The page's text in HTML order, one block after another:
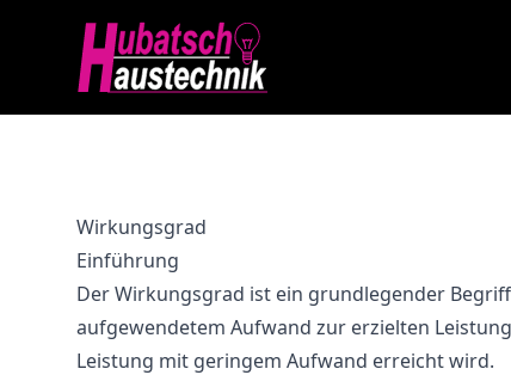
Wirkungsgrad
Einführung
Der Wirkungsgrad ist ein grundlegender
aufgewendetem Aufwand zur erzielten
Leistung mit geringem Aufwand erreicht wird.